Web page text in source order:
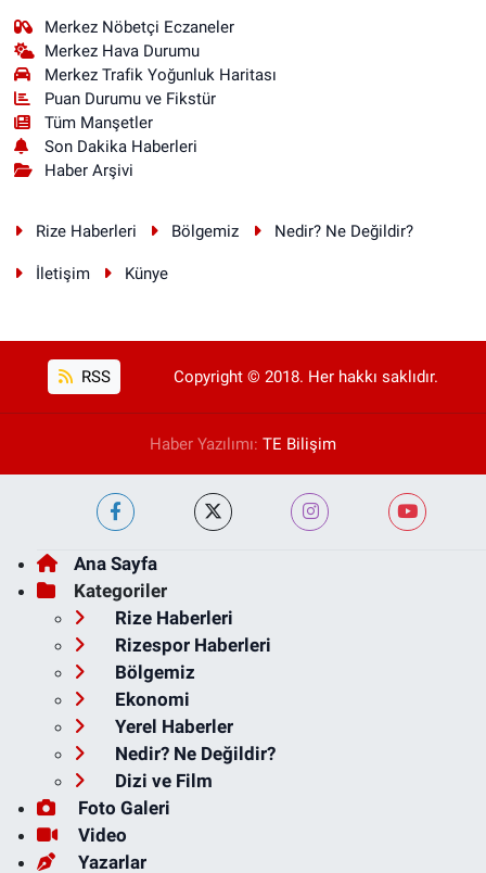
Merkez Nöbetçi Eczaneler
Merkez Hava Durumu
Merkez Trafik Yoğunluk Haritası
Puan Durumu ve Fikstür
Tüm Manşetler
Son Dakika Haberleri
Haber Arşivi
Rize Haberleri Bölgemiz Nedir? Ne Değildir?
İletişim Künye
RSS Copyright © 2018. Her hakkı saklıdır.
Haber Yazılımı: TE Bilişim
Ana Sayfa
Kategoriler
Rize Haberleri
Rizespor Haberleri
Bölgemiz
Ekonomi
Yerel Haberler
Nedir? Ne Değildir?
Dizi ve Film
Foto Galeri
Video
Yazarlar